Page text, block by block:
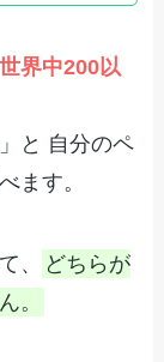
世界中200以
と 自分のペ
ます。
、
どちらが
。